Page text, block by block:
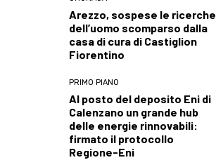
Arezzo, sospese le ricerche
dell’uomo scomparso dalla
casa di cura di Castiglion
Fiorentino
PRIMO PIANO
Al posto del deposito Eni di
Calenzano un grande hub
delle energie rinnovabili:
firmato il protocollo
Regione-Eni